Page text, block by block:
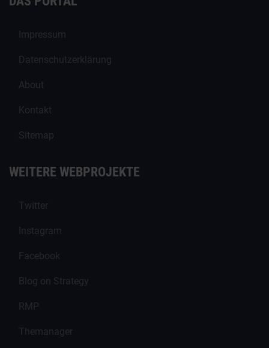
Impressum
Datenschutzerklärung
About
Kontakt
Sitemap
WEITERE WEBPROJEKTE
Twitter
Instagram
Facebook
Blog on Strategy
RMP
Themanager